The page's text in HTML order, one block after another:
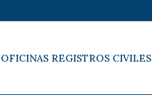
OFICINAS REGISTROS CIVILES